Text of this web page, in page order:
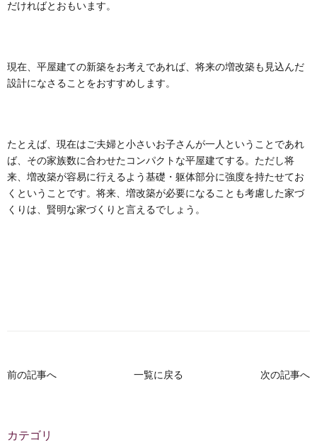
だければとおもいます。
現在、平屋建ての新築をお考えであれば、将来の増改築も見込んだ
設計になさることをおすすめします。
たとえば、現在はご夫婦と小さいお子さんが一人ということであれ
ば、その家族数に合わせたコンパクトな平屋建てする。ただし将
来、増改築が容易に行えるよう基礎・躯体部分に強度を持たせてお
くということです。将来、増改築が必要になることも考慮した家づ
くりは、賢明な家づくりと言えるでしょう。
前の記事へ 一覧に戻る 次の記事へ
カテゴリ